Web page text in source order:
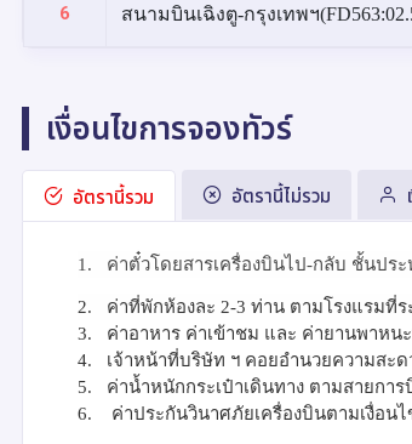
6 สนามบินเฉิงตู-กรุงเทพฯ
เงื่อนไขการจองทัวร์
อัตรานี้รวม อัตรานี้ไม่รวม
1. ค่าตั๋วโดยสารเครื่องบินไป-กลับ ชั้นป
2.
ค่าที่พักห้องละ 2-3 ท่าน ตามโรงแรมที่ร
3.
ค่าอาหาร ค่าเข้าชม และ ค่ายานพาห
4.
เจ้าหน้าที่บริษัท ฯ คอยอำนวยความสะ
5.
ค่าน้ำหนักกระเป๋าเดินทาง ตามสายกา
6.
ค่าประกันวินาศภัยเครื่องบินตามเงื่อน